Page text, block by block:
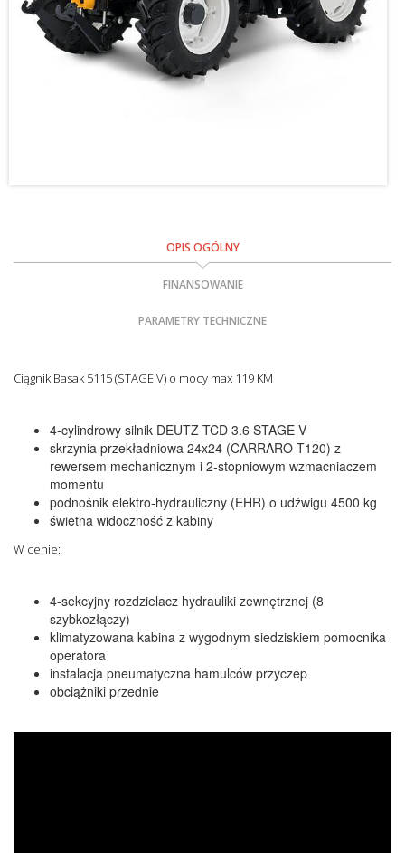
OPIS OGÓLNY
FINANSOWANIE
PARAMETRY TECHNICZNE
Ciągnik Basak 5115 (STAGE V) o mocy max 119 KM
4-cylindrowy silnik DEUTZ TCD 3.6 STAGE V
skrzynia przekładniowa 24x24 (CARRARO T120) z
rewersem mechanicznym i 2-stopniowym wzmacniaczem
momentu
podnośnik elektro-hydrauliczny (EHR) o udźwigu 4500 kg
świetna widoczność z kabiny
W cenie:
4-sekcyjny rozdzielacz hydrauliki zewnętrznej (8
szybkozłączy)
klimatyzowana kabina z wygodnym siedziskiem pomocnika
operatora
instalacja pneumatyczna hamulców przyczep
obciążniki przednie